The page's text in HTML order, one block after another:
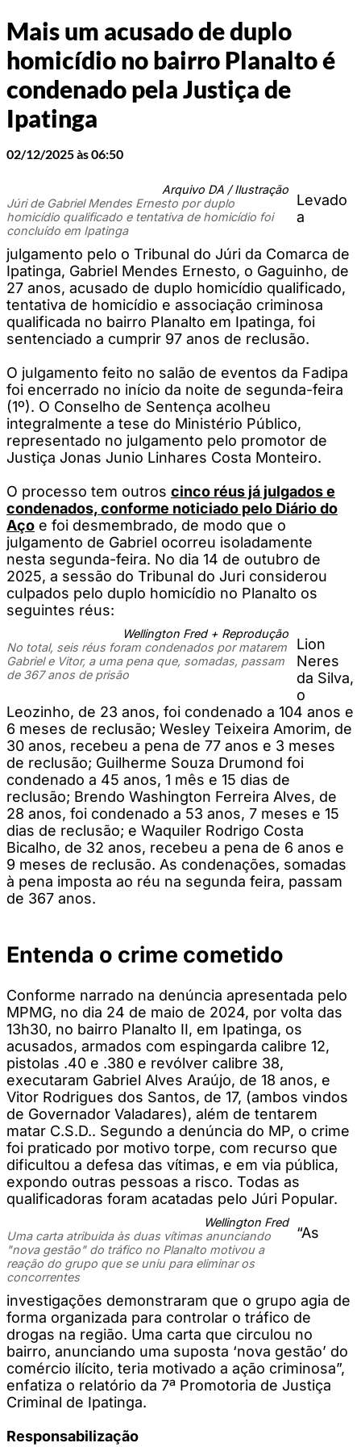
Mais um acusado de duplo
homicídio no bairro Planalto é
condenado pela Justiça de
Ipatinga
02/12/2025 às 06:50
Arquivo DA / Ilustração
Júri de Gabriel Mendes Ernesto por duplo
homicídio qualificado e tentativa de homicídio foi
concluído em Ipatinga
Levado
a
julgamento pelo o Tribunal do Júri da Comarca de
Ipatinga, Gabriel Mendes Ernesto, o Gaguinho, de
27 anos, acusado de duplo homicídio qualificado,
tentativa de homicídio e associação criminosa
qualificada no bairro Planalto em Ipatinga, foi
sentenciado a cumprir 97 anos de reclusão.
O julgamento feito no salão de eventos da Fadipa
foi encerrado no início da noite de segunda-feira
(1º). O Conselho de Sentença acolheu
integralmente a tese do Ministério Público,
representado no julgamento pelo promotor de
Justiça Jonas Junio Linhares Costa Monteiro.
O processo tem outros cinco réus já julgados e
condenados, conforme noticiado pelo Diário do
Aço e foi desmembrado, de modo que o
julgamento de Gabriel ocorreu isoladamente
nesta segunda-feira. No dia 14 de outubro de
2025, a sessão do Tribunal do Juri considerou
culpados pelo duplo homicídio no Planalto os
seguintes réus:
Wellington Fred + Reprodução
No total, seis réus foram condenados por matarem
Gabriel e Vitor, a uma pena que, somadas, passam
de 367 anos de prisão
Lion
Neres
da Silva,
o
Leozinho, de 23 anos, foi condenado a 104 anos e
6 meses de reclusão; Wesley Teixeira Amorim, de
30 anos, recebeu a pena de 77 anos e 3 meses
de reclusão; Guilherme Souza Drumond foi
condenado a 45 anos, 1 mês e 15 dias de
reclusão; Brendo Washington Ferreira Alves, de
28 anos, foi condenado a 53 anos, 7 meses e 15
dias de reclusão; e Waquiler Rodrigo Costa
Bicalho, de 32 anos, recebeu a pena de 6 anos e
9 meses de reclusão. As condenações, somadas
à pena imposta ao réu na segunda feira, passam
de 367 anos.
Entenda o crime cometido
Conforme narrado na denúncia apresentada pelo
MPMG, no dia 24 de maio de 2024, por volta das
13h30, no bairro Planalto II, em Ipatinga, os
acusados, armados com espingarda calibre 12,
pistolas .40 e .380 e revólver calibre 38,
executaram Gabriel Alves Araújo, de 18 anos, e
Vitor Rodrigues dos Santos, de 17, (ambos vindos
de Governador Valadares), além de tentarem
matar C.S.D.. Segundo a denúncia do MP, o crime
foi praticado por motivo torpe, com recurso que
dificultou a defesa das vítimas, e em via pública,
expondo outras pessoas a risco. Todas as
qualificadoras foram acatadas pelo Júri Popular.
Wellington Fred
Uma carta atribuida às duas vítimas anunciando
"nova gestão" do tráfico no Planalto motivou a
reação do grupo que se uniu para eliminar os
concorrentes
“As
investigações demonstraram que o grupo agia de
forma organizada para controlar o tráfico de
drogas na região. Uma carta que circulou no
bairro, anunciando uma suposta ‘nova gestão’ do
comércio ilícito, teria motivado a ação criminosa”,
enfatiza o relatório da 7ª Promotoria de Justiça
Criminal de Ipatinga.
Responsabilização